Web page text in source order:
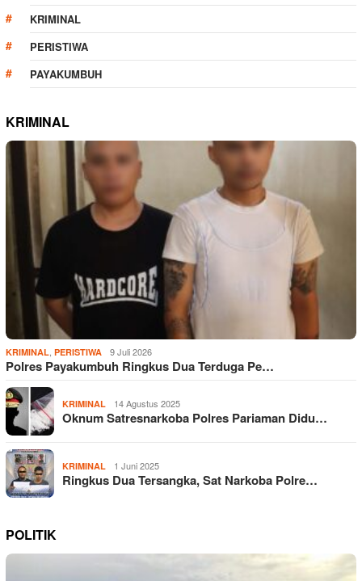
KRIMINAL
PERISTIWA
PAYAKUMBUH
KRIMINAL
KRIMINAL PERISTIWA 9 Juli 2026
Polres Payakumbuh Ringkus Dua Terduga Pe…
KRIMINAL 14 Agustus 2025
Oknum Satresnarkoba Polres Pariaman Didu…
KRIMINAL 1 Juni 2025
Ringkus Dua Tersangka, Sat Narkoba Polre…
POLITIK